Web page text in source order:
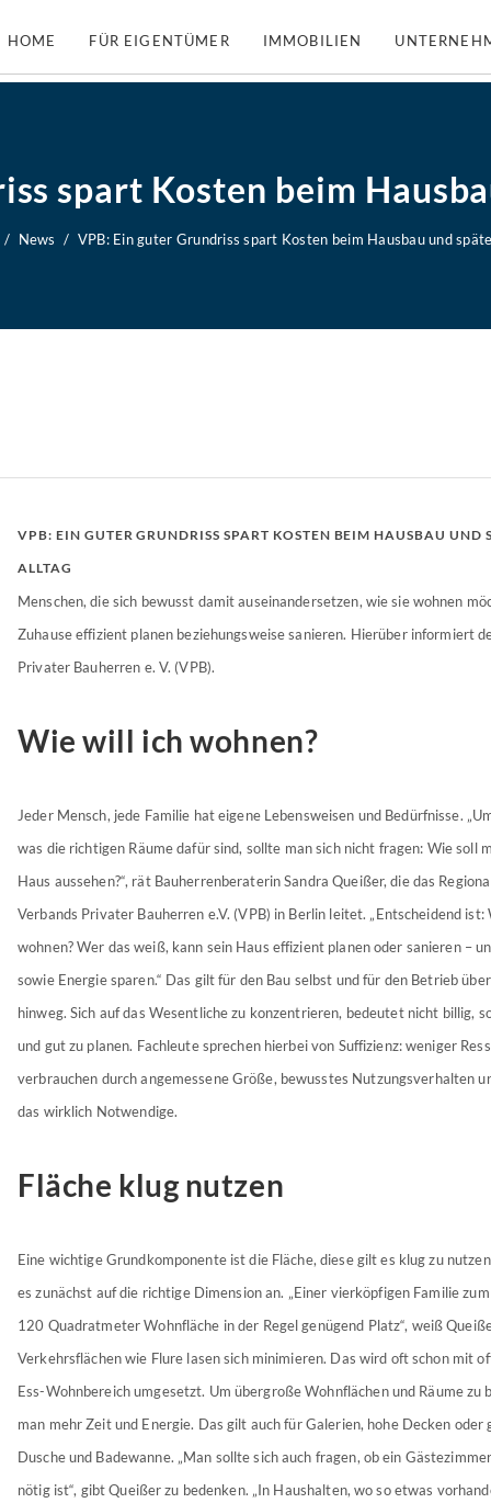
HOME FÜR EIGENTÜMER IMMOBILIEN
spart Kosten beim
News VPB: Ein guter Grundriss spart Kosten beim Hausbau und
VPB: EIN GUTER GRUNDRISS SPART KOSTEN BEIM HAUSBAU UND
ALLTAG
Menschen, die sich bewusst damit auseinandersetzen, wie sie wohnen
Zuhause effizient planen beziehungsweise sanieren. Hierüber informiert
Privater Bauherren e. V. (VPB).
Wie will ich wohnen?
Jeder Mensch, jede Familie hat eigene Lebensweisen und Bedürfnisse.
was die richtigen Räume dafür sind, sollte man sich nicht fragen: Wie soll
Haus aussehen?“, rät Bauherrenberaterin Sandra Queißer, die das
Verbands Privater Bauherren e.V. (VPB) in Berlin leitet. „Entscheidend ist:
wohnen? Wer das weiß, kann sein Haus effizient planen oder sanieren –
sowie Energie sparen.“ Das gilt für den Bau selbst und für den Betrieb
hinweg. Sich auf das Wesentliche zu konzentrieren, bedeutet nicht billig,
und gut zu planen. Fachleute sprechen hierbei von Suffizienz: weniger
verbrauchen durch angemessene Größe, bewusstes Nutzungsverhalten
das wirklich Notwendige.
Fläche klug nutzen
Eine wichtige Grundkomponente ist die Fläche, diese gilt es klug zu
es zunächst auf die richtige Dimension an. „Einer vierköpfigen Familie
120 Quadratmeter Wohnfläche in der Regel genügend Platz“, weiß
Verkehrsflächen wie Flure lasen sich minimieren. Das wird oft schon mit
Ess-Wohnbereich umgesetzt. Um übergroße Wohnflächen und Räume zu
man mehr Zeit und Energie. Das gilt auch für Galerien, hohe Decken oder
Dusche und Badewanne. „Man sollte sich auch fragen, ob ein
nötig ist“, gibt Queißer zu bedenken. „In Haushalten, wo so etwas